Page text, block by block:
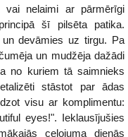
nelaimi ar pārmērīgi
šī pilsēta patika.
devāmies uz tirgu. Pa
un mudžēja dažādi
no kuriem tā saimnieks
stāstot par ādas
visu ar komplimentu:
eyes!". Ieklausījušies
ceļojuma dienās